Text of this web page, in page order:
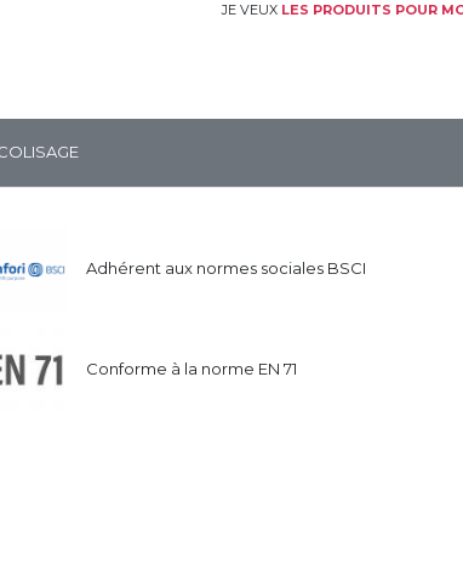
JE VEUX LES PRODUITS POUR
Adhérent aux normes sociales BSCI
Conforme à la norme EN 71